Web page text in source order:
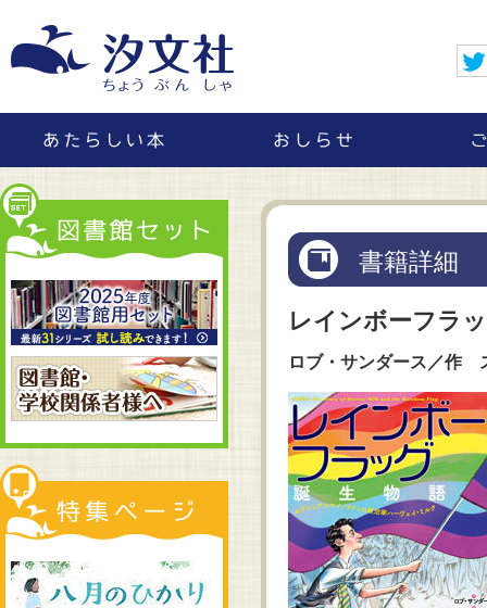
書籍詳細
レインボーフラ
ロブ・サンダース／作